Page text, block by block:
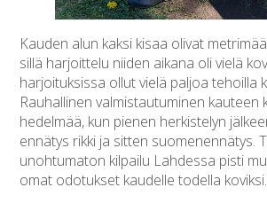
Kauden alun kaksi kisaa olivat
sillä harjoittelu niiden aikana oli vielä
harjoituksissa ollut vielä paljoa tehoilla
Rauhallinen valmistautuminen kauteen
hedelmää, kun pienen herkistelyn
ennätys rikki ja sitten suomenennätys.
unohtumaton kilpailu Lahdessa pisti
omat odotukset kaudelle todella koviksi.